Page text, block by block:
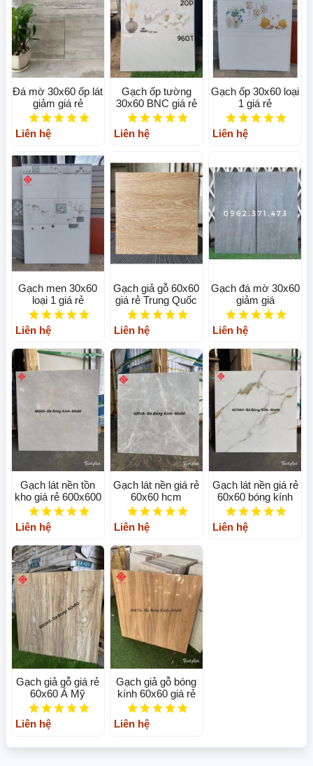
Đá mờ 30x60 ốp lát
giảm giá rẻ
Liên hệ
Gạch ốp tường
30x60 BNC giá rẻ
Liên hệ
Gạch ốp 30x60 loại
1 giá rẻ
Liên hệ
Gạch men 30x60
loại 1 giá rẻ
Liên hệ
Gạch giả gỗ 60x60
giá rẻ Trung Quốc
Liên hệ
Gạch đá mờ 30x60
giảm giá
Liên hệ
Gạch lát nền tồn
kho giá rẻ 600x600
Liên hệ
Gạch lát nền giá rẻ
60x60 hcm
Liên hệ
Gạch lát nền giá rẻ
60x60 bóng kính
Liên hệ
Gạch giả gỗ giá rẻ
60x60 Á Mỹ
Liên hệ
Gạch giả gỗ bóng
kính 60x60 giá rẻ
Liên hệ